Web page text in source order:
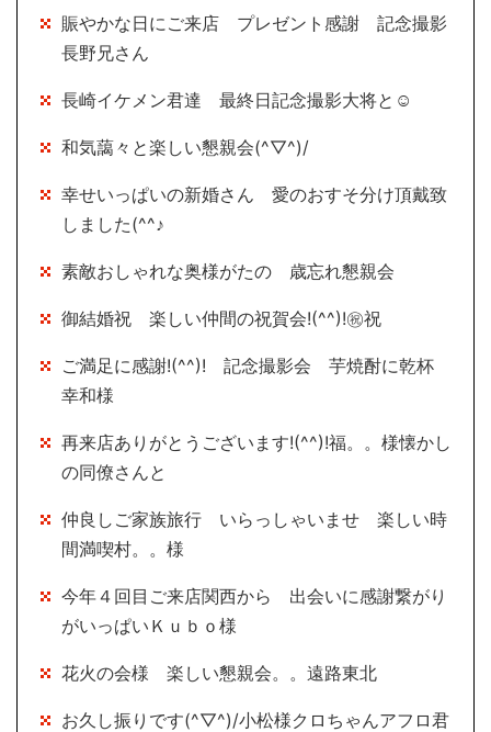
賑やかな日にご来店 プレゼント感謝 記念撮影
長野兄さん
長崎イケメン君達 最終日記念撮影大将と☺
和気藹々と楽しい懇親会(^▽^)/
幸せいっぱいの新婚さん 愛のおすそ分け頂戴致
しました(^^♪
素敵おしゃれな奥様がたの 歳忘れ懇親会
御結婚祝 楽しい仲間の祝賀会!(^^)!㊗祝
ご満足に感謝!(^^)! 記念撮影会 芋焼酎に乾杯
幸和様
再来店ありがとうございます!(^^)!福。。様懐かし
の同僚さんと
仲良しご家族旅行 いらっしゃいませ 楽しい時
間満喫村。。様
今年４回目ご来店関西から 出会いに感謝繋がり
がいっぱいＫｕｂｏ様
花火の会様 楽しい懇親会。。遠路東北
お久し振りです(^▽^)/小松様クロちゃんアフロ君